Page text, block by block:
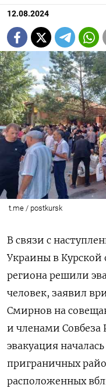
12.08.2024
t.me / postkursk
В связи с
Украины в Курской
региона решили
человек, заявил
Смирнов на
и членами Совбеза
эвакуация
приграничных
расположенных